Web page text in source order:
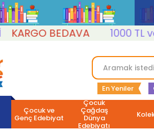
BEDAVA 1000 TL ve
En Yeniler
Çocuk ve
Genç Edebiyat
Çocuk
Çağdaş
Dünya
Edebiyatı